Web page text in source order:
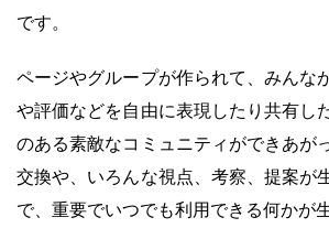
です。
ページやグループが作られて、みんな
や評価などを自由に表現したり共有し
のある素敵なコミュニティができあが
交換や、いろんな視点、考察、提案が
で、重要でいつでも利用できる何かが